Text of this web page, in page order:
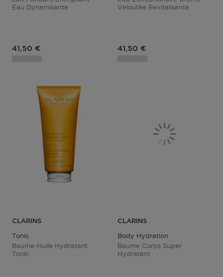
Eau Dynamisante
Prix du produit
41,50 €
Veloutée Revitalisante
Prix du produit
41,50 €
CLARINS
Tonic
Baume-Huile Hydratant
Tonic
CLARINS
Body Hydration
Baume Corps Super
Hydratant